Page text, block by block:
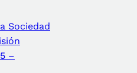
Sociedad
–